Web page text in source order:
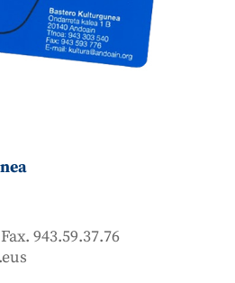
943.59.37.76